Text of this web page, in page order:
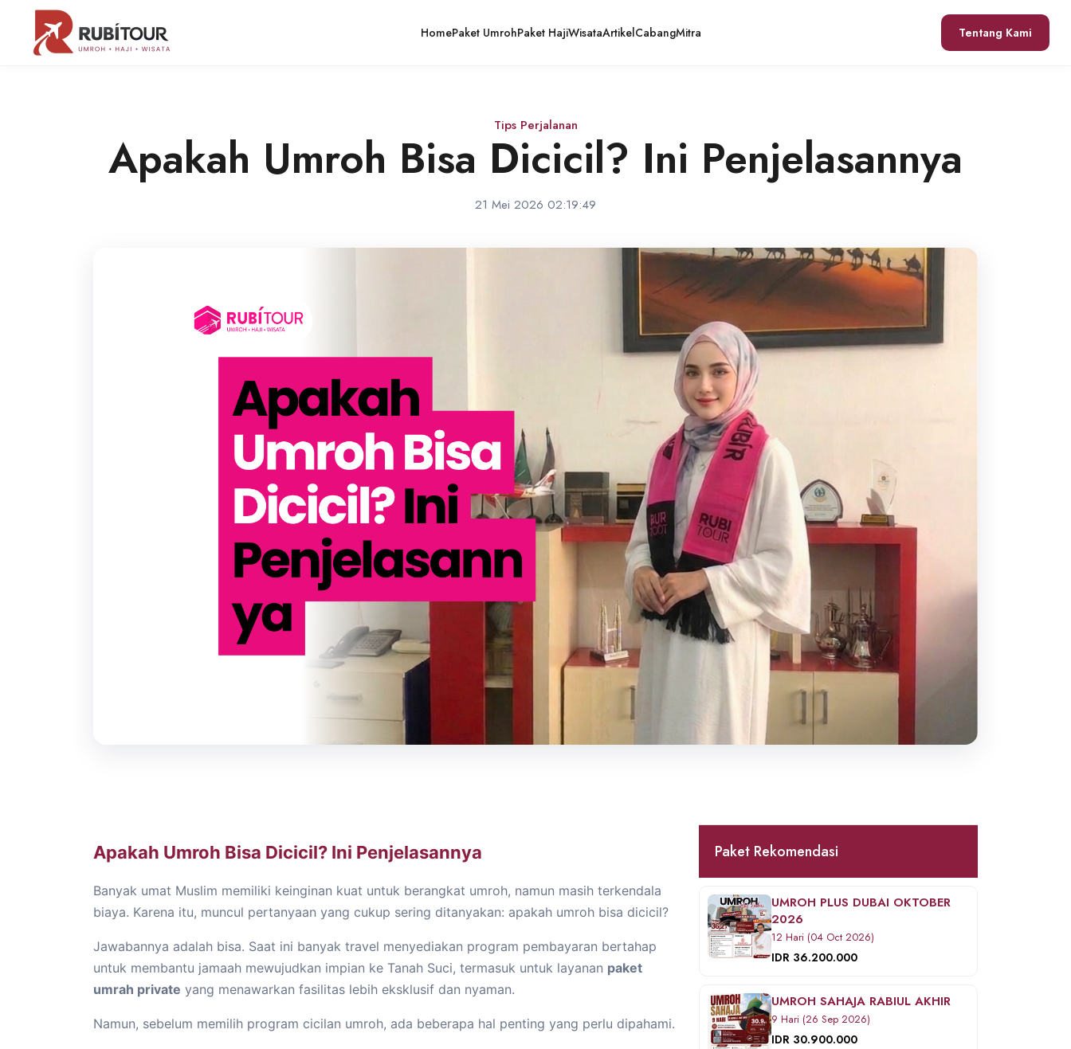
HomePaket UmrohPaket HajiWisataArtikelCabangMitra Tentang Kami
Tips Perjalanan
Apakah Umroh Bisa Dicicil? Ini Penjelasannya
21 Mei 2026 02:19:49
Apakah Umroh Bisa Dicicil? Ini Penjelasannya
Banyak umat Muslim memiliki keinginan kuat untuk berangkat umroh, namun masih terkendala
biaya. Karena itu, muncul pertanyaan yang cukup sering ditanyakan: apakah umroh bisa dicicil?
Jawabannya adalah bisa. Saat ini banyak travel menyediakan program pembayaran bertahap
untuk membantu jamaah mewujudkan impian ke Tanah Suci, termasuk untuk layanan paket
umrah private yang menawarkan fasilitas lebih eksklusif dan nyaman.
Namun, sebelum memilih program cicilan umroh, ada beberapa hal penting yang perlu dipahami.
Paket Rekomendasi
UMROH PLUS DUBAI OKTOBER
2026
12 Hari (04 Oct 2026)
IDR 36.200.000
UMROH SAHAJA RABIUL AKHIR
9 Hari (26 Sep 2026)
IDR 30.900.000